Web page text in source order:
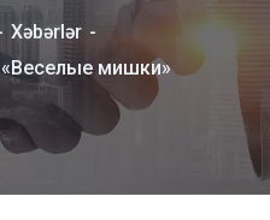
Xəbərlər
«Веселые мишки»